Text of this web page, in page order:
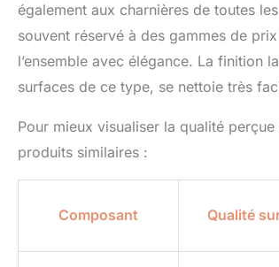
également aux charnières de toutes
souvent réservé à des gammes de
l’ensemble avec élégance. La finition
surfaces de ce type, se nettoie très
Pour mieux visualiser la qualité
produits similaires :
Composant Qualité